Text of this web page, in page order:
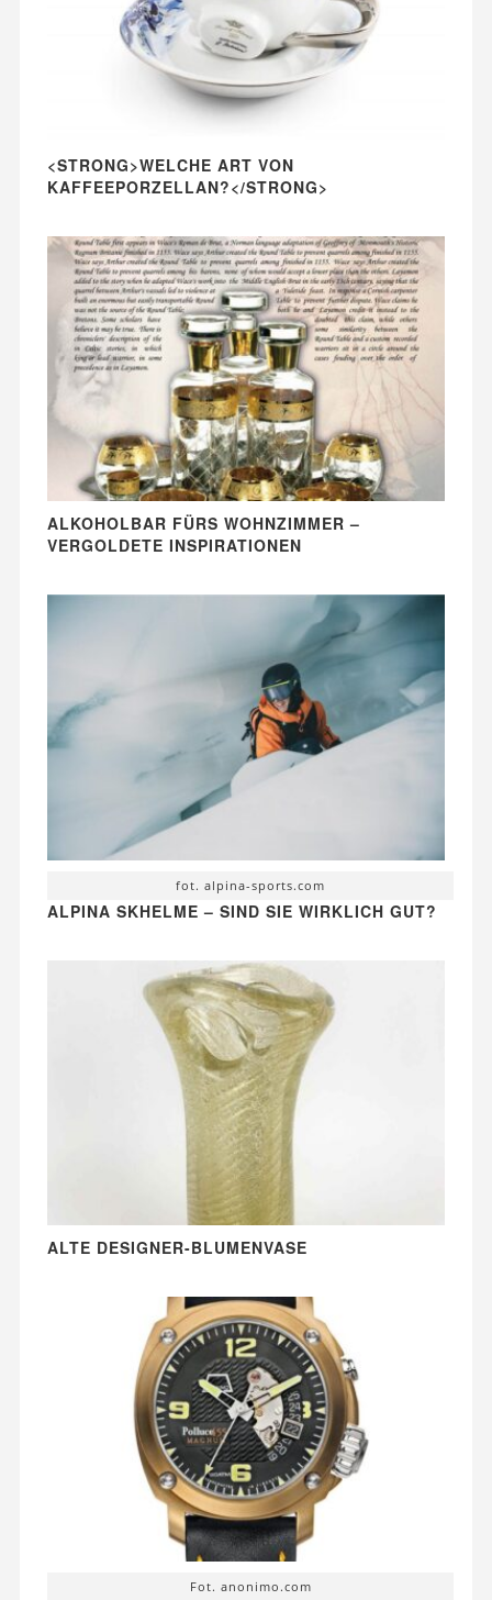
<STRONG>WELCHE ART VON
KAFFEEPORZELLAN?</STRONG>
ALKOHOLBAR FÜRS WOHNZIMMER –
VERGOLDETE INSPIRATIONEN
fot. alpina-sports.com
ALPINA SKHELME – SIND SIE WIRKLICH GUT?
ALTE DESIGNER-BLUMENVASE
Fot. anonimo.com